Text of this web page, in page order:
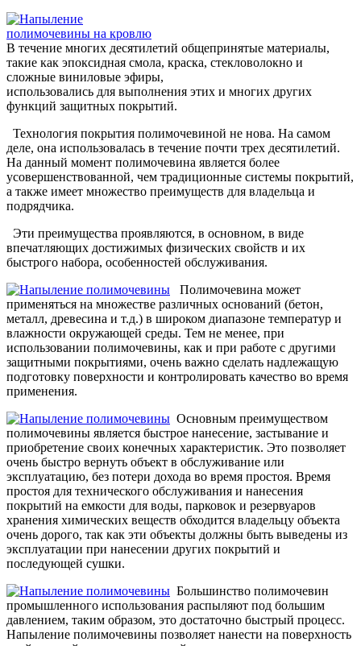
В течение многих десятилетий общепринятые материалы,
такие как эпоксидная смола, краска, стекловолокно и
сложные виниловые эфиры,
использовались для выполнения этих и многих других
функций защитных покрытий.
Технология покрытия полимочевиной не нова. На самом
деле, она использовалась в течение почти трех десятилетий.
На данный момент полимочевина является более
усовершенствованной, чем традиционные системы покрытий,
а также имеет множество преимуществ для владельца и
подрядчика.
Эти преимущества проявляются, в основном, в виде
впечатляющих достижимых физических свойств и их
быстрого набора, особенностей обслуживания.
Полимочевина может
применяться на множестве различных оснований (бетон,
металл, древесина и т.д.) в широком диапазоне температур и
влажности окружающей среды. Тем не менее, при
использовании полимочевины, как и при работе с другими
защитными покрытиями, очень важно сделать надлежащую
подготовку поверхности и контролировать качество во время
применения.
Основным преимуществом
полимочевины является быстрое нанесение, застывание и
приобретение своих конечных характеристик. Это позволяет
очень быстро вернуть объект в обслуживание или
эксплуатацию, без потери дохода во время простоя. Время
простоя для технического обслуживания и нанесения
покрытий на емкости для воды, парковок и резервуаров
хранения химических веществ обходится владельцу объекта
очень дорого, так как эти объекты должны быть выведены из
эксплуатации при нанесении других покрытий и
последующей сушки.
Большинство полимочевин
промышленного использования распыляют под большим
давлением, таким образом, это достаточно быстрый процесс.
Напыление полимочевины позволяет нанести на поверхность